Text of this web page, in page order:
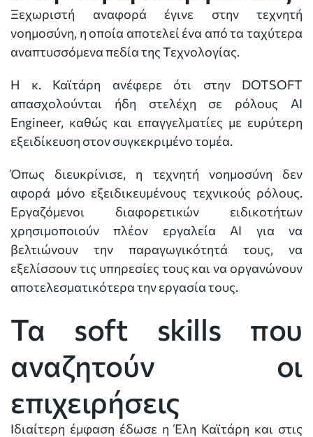
Ξεχωριστή αναφορά έγινε στην τεχνητή
νοημοσύνη, η οποία αποτελεί ένα από τα ταχύτερα
αναπτυσσόμενα πεδία της Τεχνολογίας.
Η κ. Καϊτάρη ανέφερε ότι στην DOTSOFT
απασχολούνται ήδη στελέχη σε ρόλους AI
Engineer, καθώς και επαγγελματίες με ευρύτερη
εξειδίκευση στον συγκεκριμένο τομέα.
Όπως διευκρίνισε, η τεχνητή νοημοσύνη δεν
αφορά μόνο εξειδικευμένους τεχνικούς ρόλους.
Εργαζόμενοι διαφορετικών ειδικοτήτων
χρησιμοποιούν πλέον εργαλεία AI για να
βελτιώνουν την παραγωγικότητά τους, να
εξελίσσουν τις υπηρεσίες τους και να οργανώνουν
αποτελεσματικότερα την εργασία τους.
Τα soft skills που
αναζητούν οι
επιχειρήσεις
Ιδιαίτερη έμφαση έδωσε η Έλη Καϊτάρη και στις